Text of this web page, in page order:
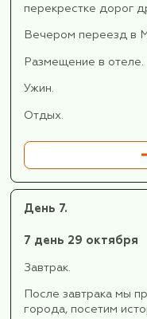
Сегодня мы
пророков» и
палеолита.
В античных
В сирийской
позднее в
удивительный
потому что
пророков,
Мы посетим
артефактов,
и заканчивая